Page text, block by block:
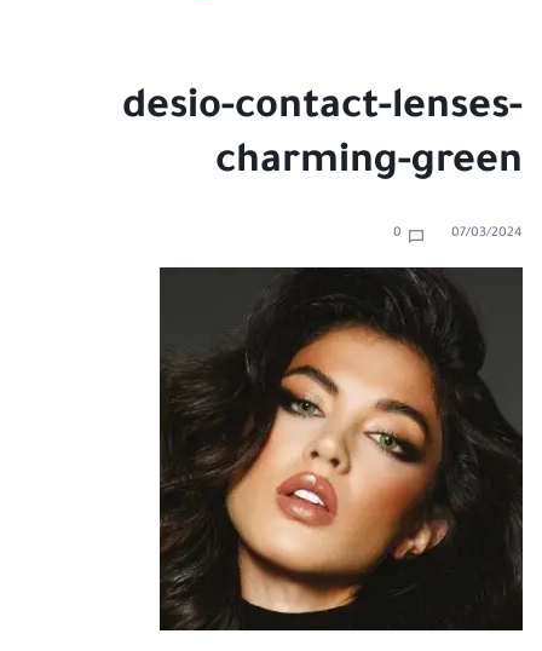
desio-contact-lenses-
charming-green
07/03/2024
0